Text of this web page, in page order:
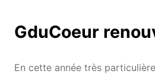
GduCoeur
En cette année très